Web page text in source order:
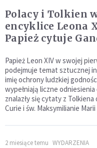
Polacy i Tolkien
encyklice Leona
Papież cytuje
Papież Leon XIV w swojej
podejmuje temat sztucznej
imię ochrony ludzkiej
wypełniają liczne
znalazły się cytaty z
Curie i św. Maksymilianie
2 miesiące temu WYDARZENIA